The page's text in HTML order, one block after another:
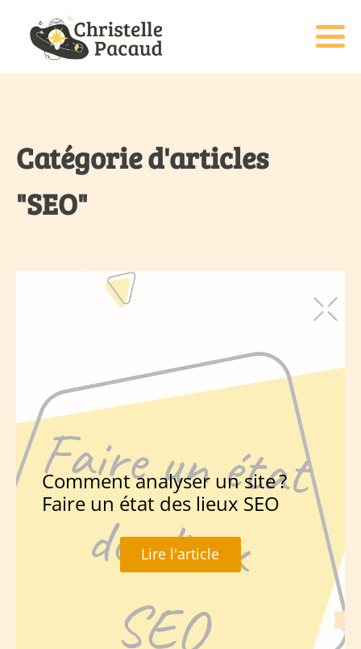
Catégorie d'articles
"SEO"
Comment analyser un site ?
Faire un état des lieux SEO
Lire l'article